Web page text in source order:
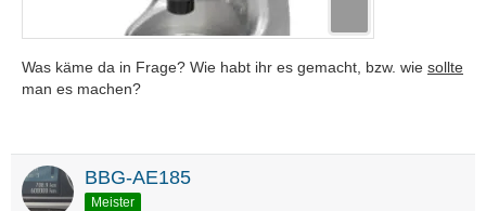
Was käme da in Frage? Wie habt ihr es gemacht, bzw. wie sollte
man es machen?
BBG-AE185
Meister